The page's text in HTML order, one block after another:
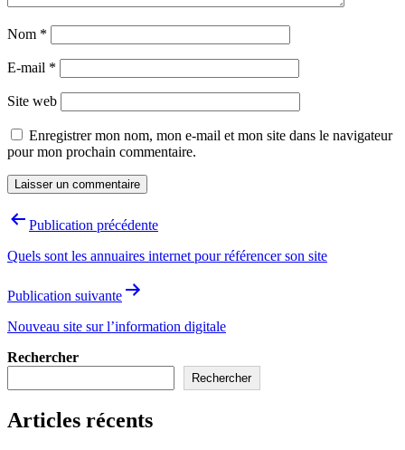
Nom *
E-mail *
Site web
Enregistrer mon nom, mon e-mail et mon site dans le navigateur
pour mon prochain commentaire.
Navigation
l’article
Publication précédente
Quels sont les annuaires internet pour référencer son site
Publication suivante
Nouveau site sur l’information digitale
Rechercher
Rechercher
Articles récents